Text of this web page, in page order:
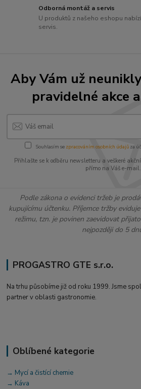
Odborná montáž a servis
U produktů z našeho eshopu
servis.
Aby Vám už
pravidelné akce
Souhlasím se zpracováním osobních údajůza
Přihlašte se k odběru newsletteru a veškeré
přímo na Váš e-mail.
Podle zákona o evidenci tržeb je
kupujícímu účtenku. Příjemce tržby
režimu, tzn. je povinen zaevidovat
nejpozději do 5
PROGASTRO GTE s.r.o.
Na trhu působíme již od roku 1999. Jsme
partner v oblasti gastronomie.
Oblíbené kategorie
→ Mycí a čistící chemie
→ Káva